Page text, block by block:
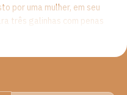
por uma mulher, em seu
três galinhas com penas
nas regiões do Brasil.